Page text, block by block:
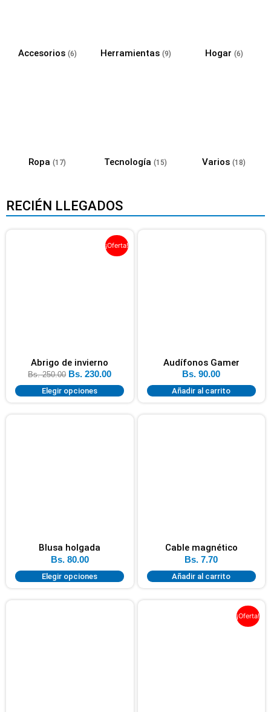
Accesorios (6) Herramientas (9) Hogar (6)
Ropa (17) Tecnología (15) Varios (18)
RECIÉN LLEGADOS
¡Oferta!
Abrigo de invierno
Bs.250.00 Bs. 230.00
Elegir opciones
Audífonos Gamer
Bs. 90.00
Añadir al carrito
Blusa holgada
Bs.80.00
Elegir opciones
Cable magnético
Bs. 7.70
Añadir al carrito
¡Oferta!